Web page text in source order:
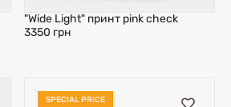
"Wide Light" принт pink check
3350 грн
SPECIAL PRICE